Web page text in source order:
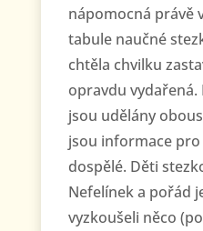
nápomocná právě
tabule naučné
chtěla chvilku
opravdu
jsou udělány
jsou informace
dospělé. Děti
Nefelínek a pořád
vyzkoušeli něco